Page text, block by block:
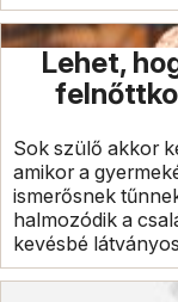
Lehet,
Sok szülő akkor
amikor a
ismerősnek
halmozódik a
kevésbé